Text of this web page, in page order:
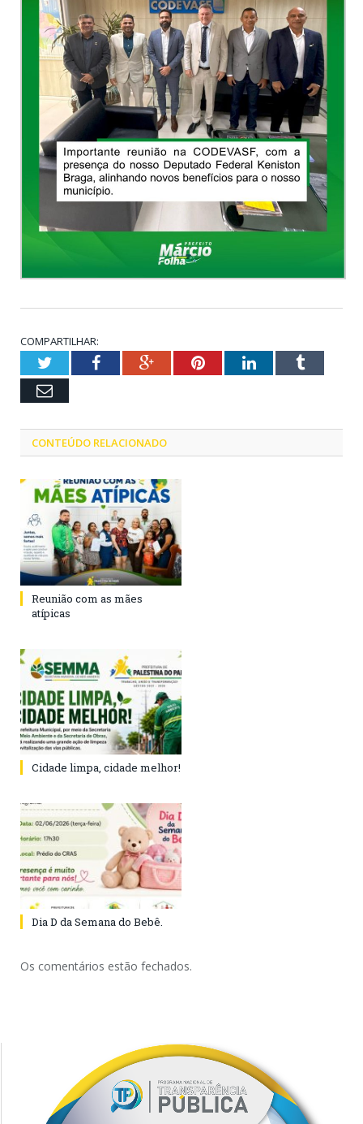
COMPARTILHAR:
TwitterFacebookGoogle+PinterestLinkedInTumblr
Email
CONTEÚDO RELACIONADO
Reunião com as mães
atípicas
Cidade limpa, cidade melhor!
Dia D da Semana do Bebê.
Os comentários estão fechados.